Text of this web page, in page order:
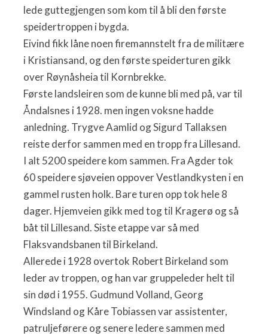
lede guttegjengen som kom til å bli den første
speidertroppen i bygda.
Eivind fikk låne noen firemannstelt fra de militære
i Kristiansand, og den første speiderturen gikk
over Røynåsheia til Kornbrekke.
Første landsleiren som de kunne bli med på, var til
Åndalsnes i 1928. men ingen voksne hadde
anledning. Trygve Aamlid og Sigurd Tallaksen
reiste derfor sammen med en tropp fra Lillesand.
I alt 5200 speidere kom sammen. Fra Agder tok
60 speidere sjøveien oppover Vestlandkysten i en
gammel rusten holk. Bare turen opp tok hele 8
dager. Hjemveien gikk med tog til Kragerø og så
båt til Lillesand. Siste etappe var så med
Flaksvandsbanen til Birkeland.
Allerede i 1928 overtok Robert Birkeland som
leder av troppen, og han var gruppeleder helt til
sin død i 1955. Gudmund Volland, Georg
Windsland og Kåre Tobiassen var assistenter,
patruljeførere og senere ledere sammen med